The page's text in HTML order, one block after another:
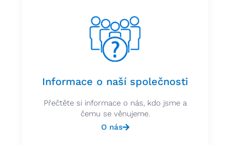
Informace o naší společnosti
Přečtěte si informace o nás, kdo jsme a
čemu se věnujeme.
O nás